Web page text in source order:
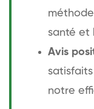
santé et
Avis
notre